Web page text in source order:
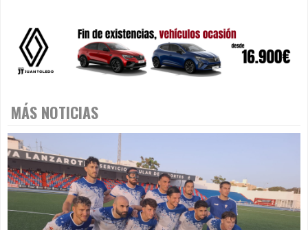
MÁS NOTICIAS